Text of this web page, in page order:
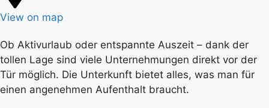
View on map
Ob Aktivurlaub oder entspannte Auszeit – dank der
tollen Lage sind viele Unternehmungen direkt vor der
Tür möglich. Die Unterkunft bietet alles, was man für
einen angenehmen Aufenthalt braucht.